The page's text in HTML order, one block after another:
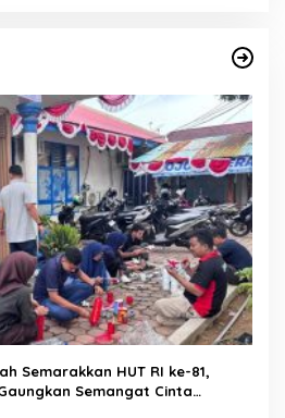
Semarakkan HUT RI ke-81,
Semangat Cinta